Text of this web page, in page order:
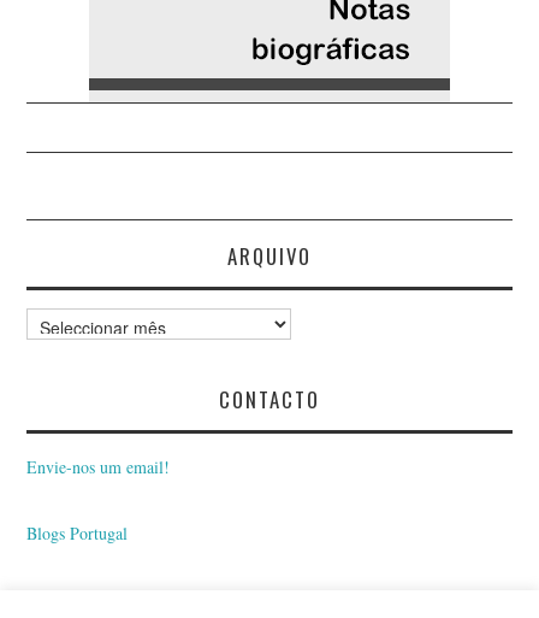
ARQUIVO
Arquivo
CONTACTO
Envie-nos um email!
Blogs Portugal